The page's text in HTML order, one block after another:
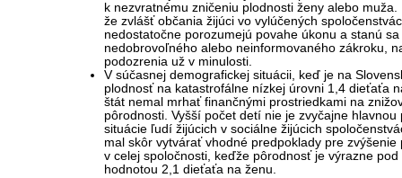
k nezvratnému zničeniu plodnosti ženy alebo
že zvlášť občania žijúci vo vylúčených
nedostatočne porozumejú povahe úkonu a stanú
nedobrovoľného alebo neinformovaného zákroku,
podozrenia už v minulosti.
V súčasnej demografickej situácii, keď je na
plodnosť na katastrofálne nízkej úrovni 1,4 dieťaťa
štát nemal mrhať finančnými prostriedkami na
pôrodnosti. Vyšší počet detí nie je zvyčajne hlavnou
situácie ľudí žijúcich v sociálne žijúcich
mal skôr vytvárať vhodné predpoklady pre zvýšenie
v celej spoločnosti, keďže pôrodnosť je výrazne pod
hodnotou 2,1 dieťaťa na ženu.